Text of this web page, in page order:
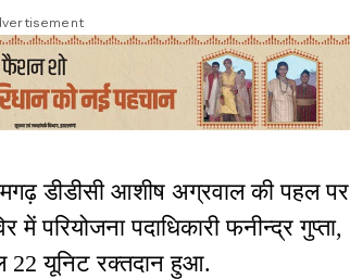
डीडीसी आशीष अग्रवाल की पहल पर
परियोजना पदाधिकारी फनीन्द्र गुप्ता,
22 यूनिट रक्तदान हुआ.